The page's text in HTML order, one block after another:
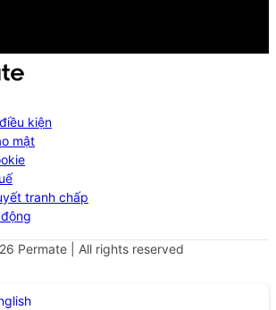
kiện
mật
tranh chấp
Permate | All rights reserved